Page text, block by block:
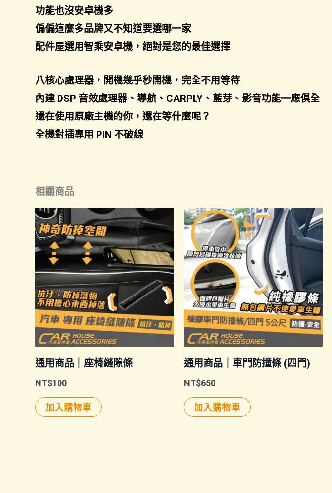
功能也沒安卓機多
偏偏這麼多品牌又不知道要選哪一家
配件屋選用智乘安卓機，絕對是您的最佳選擇
八核心處理器，開機幾乎秒開機，完全不用等待
內建 DSP 音效處理器、導航、CARPLY、藍芽、影音功能一應俱全
還在使用原廠主機的你，還在等什麼呢？
全機對插專用 PIN 不破線
相關商品
通用商品｜座椅縫隙條
NT$100
加入購物車
通用商品｜車門防撞條 (四門)
NT$650
加入購物車